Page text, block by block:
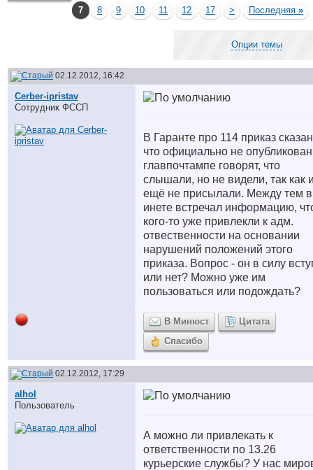
7
8 9 10 11 12 17 > Последняя »
Опции темы
02.12.2012, 16:42
Cerber-ipristav
Сотрудник ФССП
В Гаранте про 114 приказ
что официально не
главпочтампе говорят, что
слышали, но не видели, так как
ещё не присылали. Между тем в
инете встречал информацию,
кого-то уже привлекли к адм.
отвественности на основании
нарушений положений этого
приказа. Вопрос - он в силу
или нет? Можно уже им
пользоваться или подождать?
В Минюст
Цитата
Спасибо
02.12.2012, 17:29
alhol
Пользователь
А можно ли привлекать к
ответственности по 13.26
курьерские службы? У нас